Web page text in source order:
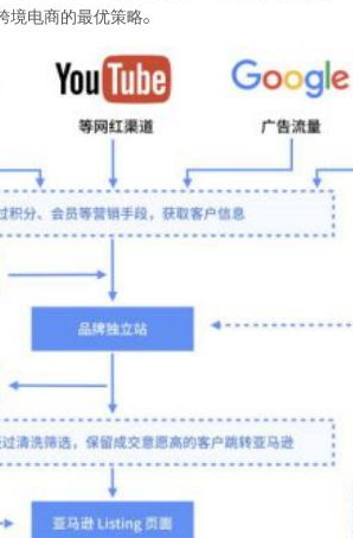
境电商的最优策略。